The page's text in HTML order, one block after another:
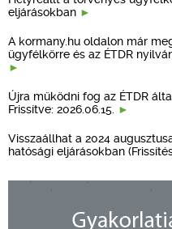
eljárásokban
A kormany.hu oldalon már
ügyfélkörre és az ÉTDR
Újra működni fog az ÉTDR
Frissítve: 2026.06.15.
Visszaállhat a 2024
hatósági eljárásokban